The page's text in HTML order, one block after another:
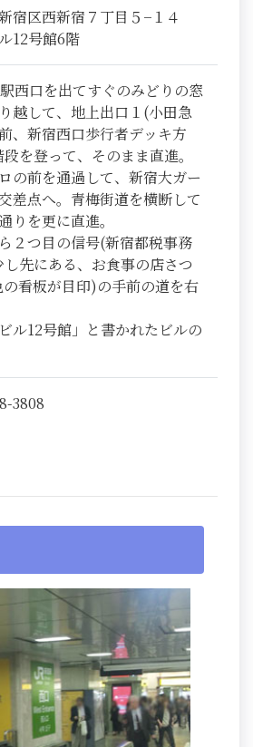
宿区西新宿７丁目５−１４
12号館6階
西口を出てすぐのみどりの窓
越して、地上出口１(小田急
、新宿西口歩行者デッキ方
を登って、そのまま直進。
の前を通過して、新宿大ガー
差点へ。青梅街道を横断して
りを更に直進。
２つ目の信号(新宿都税事務
先にある、お食事の店さつ
の看板が目印)の手前の道を右
ビル12号館」と書かれたビルの
3808